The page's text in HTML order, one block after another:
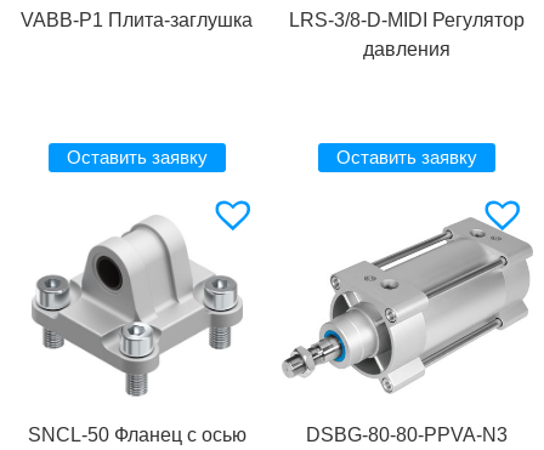
VABB-P1 Плита-заглушка
Оставить заявку
LRS-3/8-D-MIDI Регулятор
давления
Оставить заявку
SNCL-50 Фланец с осью
DSBG-80-80-PPVA-N3